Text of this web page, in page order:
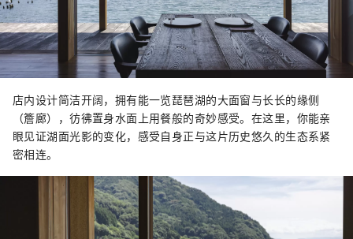
店内设计简洁开阔，拥有能一览琵琶湖的大面窗与长长的缘侧
（簷廊），彷彿置身水面上用餐般的奇妙感受。在这里，你能亲
眼见证湖面光影的变化，感受自身正与这片历史悠久的生态系紧
密相连。